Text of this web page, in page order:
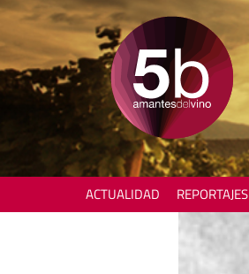
ACTUALIDAD REPORTAJES